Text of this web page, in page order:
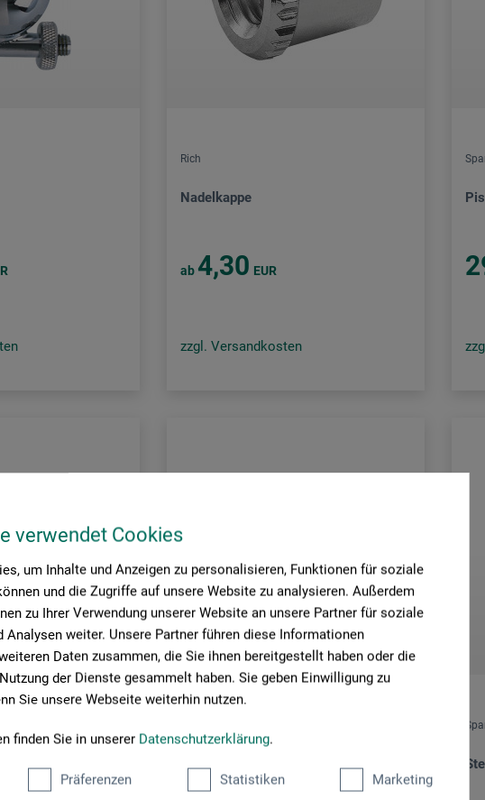
verwendet Cookies
um Inhalte und Anzeigen zu personalisieren, Funktionen für soziale
und die Zugriffe auf unsere Website zu analysieren. Außerdem
zu Ihrer Verwendung unserer Website an unsere Partner für soziale
Analysen weiter. Unsere Partner führen diese Informationen
Daten zusammen, die Sie ihnen bereitgestellt haben oder die
der Dienste gesammelt haben. Sie geben Einwilligung zu
Sie unsere Webseite weiterhin nutzen.
finden Sie in unserer Datenschutzerklärung.
Präferenzen Statistiken Marketing
Rich
Nadelkappe
ab 4,30 EUR
zzgl. Versandkosten
Set Mini-Schnellkupplung